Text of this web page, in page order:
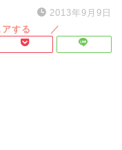
2013年9月9日